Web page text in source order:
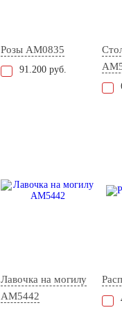
Розы AM0835
91.200 руб.
Лавочка на могилу
AM5442